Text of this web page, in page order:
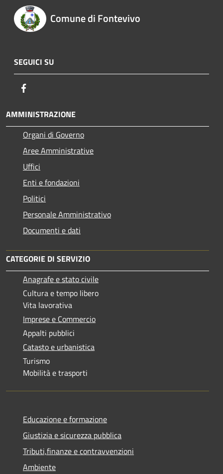
Comune di Fontevivo
SEGUICI SU
AMMINISTRAZIONE
Organi di Governo
Aree Amministrative
Uffici
Enti e fondazioni
Politici
Personale Amministrativo
Documenti e dati
CATEGORIE DI SERVIZIO
Anagrafe e stato civile
Cultura e tempo libero
Vita lavorativa
Imprese e Commercio
Appalti pubblici
Catasto e urbanistica
Turismo
Mobilità e trasporti
Educazione e formazione
Giustizia e sicurezza pubblica
Tributi,finanze e contravvenzioni
Ambiente